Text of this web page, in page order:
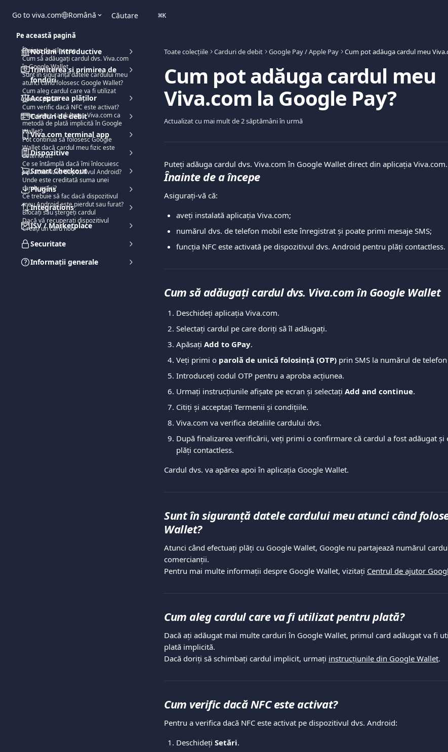
Go to viva.com Română Căutare ⌘K
Noțiuni introductive
Trimiterea și primirea de
fonduri
Acceptarea plăților
Carduri de debit
Viva.com terminal app
Dispozitive
Smart Checkout
Plugins
Integrations
ISV / Marketplace
Securitate
Informații generale
Toate colecțiile Carduri de debit Google Pay / Apple Pay
Cum pot adăuga cardul meu
Viva.com la Google Pay?
Actualizat cu mai mult de 2 săptămâni în urmă
Puteți adăuga cardul dvs. Viva.com în Google Wallet direct din aplicația Viva.com.
Înainte de a începe
Asigurați-vă că:
aveți instalată aplicația Viva.com;
numărul dvs. de telefon mobil este înregistrat și poate primi mesaje SMS;
funcția NFC este activată pe dispozitivul dvs. Android pentru plăți contactless.
Cum să adăugați cardul dvs. Viva.com în Google Wallet
Deschideți aplicația Viva.com.
Selectați cardul pe care doriți să îl adăugați.
Apăsați Add to GPay.
Veți primi o parolă de unică folosință (OTP) prin SMS la numărul de
Introduceți codul OTP pentru a aproba acțiunea.
Urmați instrucțiunile afișate pe ecran și selectați Add and continue.
Citiți și acceptați Termenii și condițiile.
Viva.com va verifica detaliile cardului dvs.
După finalizarea verificării, veți primi o confirmare că cardul a fost adăugat și
plăți contactless.
Cardul dvs. va apărea apoi în aplicația Google Wallet.
Sunt în siguranță datele cardului meu atunci când
Wallet?
Atunci când efectuați plăți cu Google Wallet, Google nu partajează numărul
comercianții.
Pentru mai multe informații despre Google Wallet, vizitați Centrul de ajutor
Cum aleg cardul care va fi utilizat pentru plată?
Dacă ați adăugat mai multe carduri în Google Wallet, primul card adăugat va fi
plată implicită.
Dacă doriți să schimbați cardul implicit, urmați instrucțiunile din Google Wallet.
Cum verific dacă NFC este activat?
Pentru a verifica dacă NFC este activat pe dispozitivul dvs. Android:
Deschideți Setări.
Pe această pagină
Înainte de a începe
Cum să adăugați cardul dvs. Viva.com
în Google Wallet
Sunt în siguranță datele cardului meu
atunci când folosesc Google Wallet?
Cum aleg cardul care va fi utilizat
pentru plată?
Cum verific dacă NFC este activat?
Cum setez cardul meu Viva.com ca
metodă de plată implicită în Google
Wallet?
Pot continua să folosesc Google
Wallet dacă cardul meu fizic este
deteriorat?
Ce se întâmplă dacă îmi înlocuiesc
sau actualizez dispozitivul Android?
Unde este creditată suma unei
rambursări?
Ce trebuie să fac dacă dispozitivul
meu Android este pierdut sau furat?
Blocați sau ștergeți cardul
Dacă vă recuperați dispozitivul
Creați un card nou